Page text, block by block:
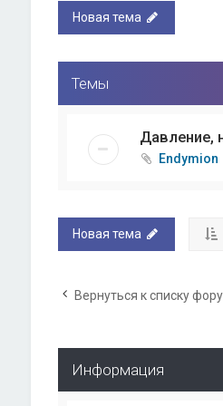
Новая тема
Темы
Давление,
Endymion
Новая тема
Вернуться к списку
Информация